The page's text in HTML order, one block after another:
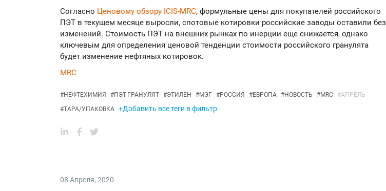
Согласно Ценовому обзору ICIS-MRC, формульные цены для покупателей российского
ПЭТ в текущем месяце выросли, спотовые котировки российские заводы оставили без
изменений. Стоимость ПЭТ на внешних рынках по инерции еще снижается, однако
ключевым для определения ценовой тенденции стоимости российского гранулята
будет изменение нефтяных котировок.
MRC
#НЕФТЕХИМИЯ #ПЭТ-ГРАНУЛЯТ #ЭТИЛЕН #МЭГ #РОССИЯ #ЕВРОПА #НОВОСТЬ #MRC #АПРЕЛЬ
#ТАРА/УПАКОВКА +Добавить все теги в фильтр
08 Апреля, 2020